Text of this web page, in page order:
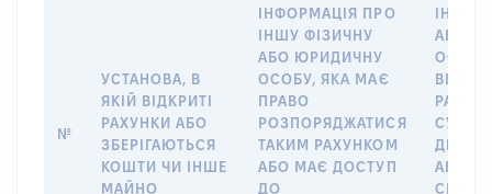
№
УСТАНОВА, В
ЯКІЙ ВІДКРИТІ
РАХУНКИ АБО
ЗБЕРІГАЮТЬСЯ
КОШТИ ЧИ ІНШЕ
МАЙНО
ІНФОРМАЦІЯ ПРО
ІНШУ ФІЗИЧНУ
АБО ЮРИДИЧНУ
ОСОБУ, ЯКА МАЄ
ПРАВО
РОЗПОРЯДЖАТИСЯ
ТАКИМ РАХУНКОМ
АБО МАЄ ДОСТУП
ДО
ІНШУ
АБО
АБО
СІМ’Ї